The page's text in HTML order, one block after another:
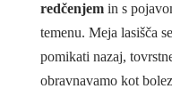
redčenjemin s
temenu. Meja lasišča
pomikati nazaj,
obravnavamo kot